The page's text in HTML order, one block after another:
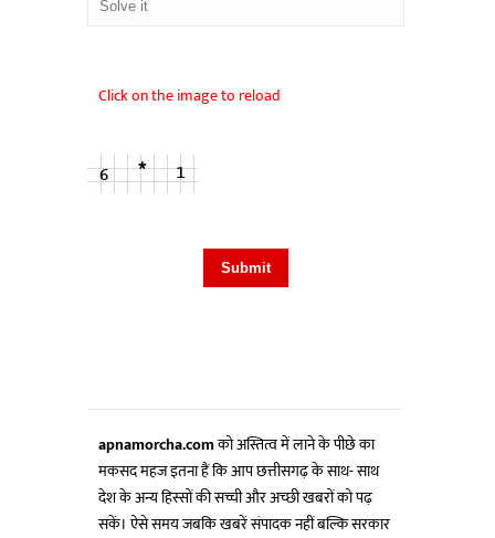
Click on the image to reload
apnamorcha.comको अस्तित्व में लाने के पीछे का
मकसद महज इतना हैं कि आप छत्तीसगढ़ के साथ- साथ
देश के अन्य हिस्सों की सच्ची और अच्छी खबरों को पढ़
सकें। ऐसे समय जबकि खबरें संपादक नहीं बल्कि सरकार